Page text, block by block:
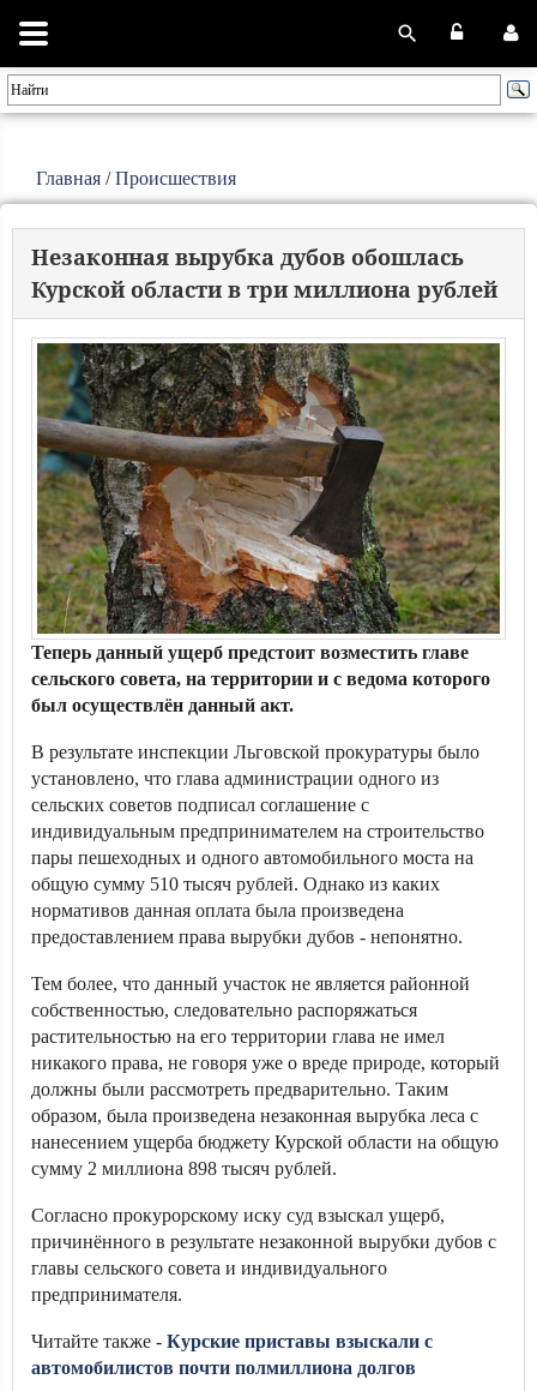
Главная /Происшествия
Незаконная вырубка дубов обошлась
Курской области в три миллиона рублей
Теперь данный ущерб предстоит возместить главе
сельского совета, на территории и с ведома которого
был осуществлён данный акт.
В результате инспекции Льговской прокуратуры было
установлено, что глава администрации одного из
сельских советов подписал соглашение с
индивидуальным предпринимателем на строительство
пары пешеходных и одного автомобильного моста на
общую сумму 510 тысяч рублей. Однако из каких
нормативов данная оплата была произведена
предоставлением права вырубки дубов - непонятно.
Тем более, что данный участок не является районной
собственностью, следовательно распоряжаться
растительностью на его территории глава не имел
никакого права, не говоря уже о вреде природе, который
должны были рассмотреть предварительно. Таким
образом, была произведена незаконная вырубка леса с
нанесением ущерба бюджету Курской области на общую
сумму 2 миллиона 898 тысяч рублей.
Согласно прокурорскому иску суд взыскал ущерб,
причинённого в результате незаконной вырубки дубов с
главы сельского совета и индивидуального
предпринимателя.
Читайте также - Курские приставы взыскали с
автомобилистов почти полмиллиона долгов